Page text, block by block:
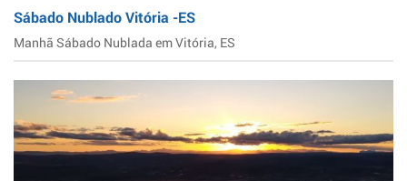
Sábado Nublado Vitória -ES
Manhã Sábado Nublada em Vitória, ES